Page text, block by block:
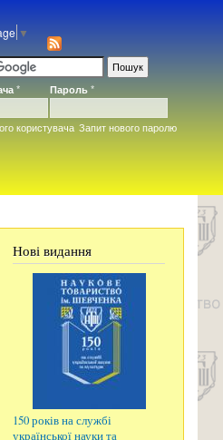
▼
* Пароль*
користувача Запит нового паролю
Нові видання
150 років на службі
української науки та